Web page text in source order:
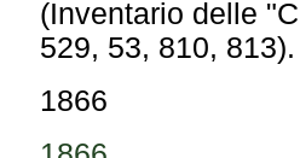
529, 53, 810, 813).
1866